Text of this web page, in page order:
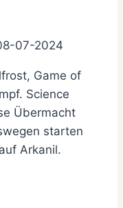
07-2024
Game of
Science
Übermacht
starten
Arkanil.